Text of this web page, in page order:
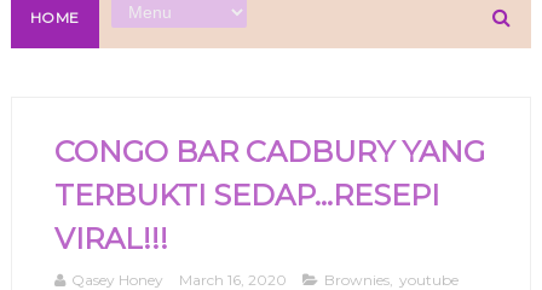
HOME
CONGO BAR CADBURY YANG
TERBUKTI SEDAP...RESEPI
VIRAL!!!
Qasey Honey March 16, 2020 Brownies, youtube